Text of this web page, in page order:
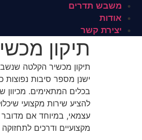
משבש תדרים
אודות
יצירת קשר
תיקון
תיקון מכשיר הקלטה
ישנן מספר סיבות נפוצות
בכלים המתאימים. מכיוון
להציע שירות מקצועי
עצמאי, במיוחד אם
מקצועיים ודרכים